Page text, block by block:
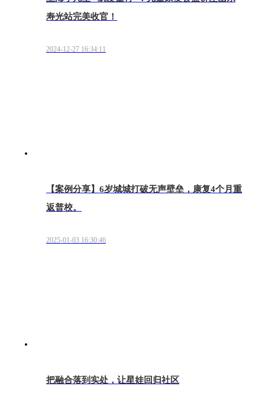
寿光站完美收官！
2024-12-27 16:34:11
【案例分享】6岁城城打破无声壁垒，康复4个月重
返普校。
2025-01-03 16:30:46
把融合落到实处，让星娃回归社区